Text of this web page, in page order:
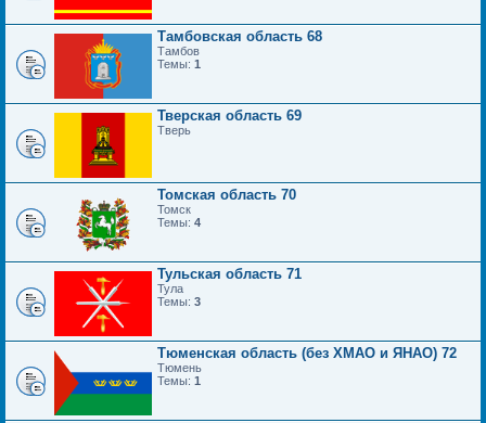
Тамбовская область 68
Тамбов
Темы: 1
Тверская область 69
Тверь
Томская область 70
Томск
Темы: 4
Тульская область 71
Тула
Темы: 3
Тюменская область (без ХМАО и ЯНАО) 72
Тюмень
Темы: 1